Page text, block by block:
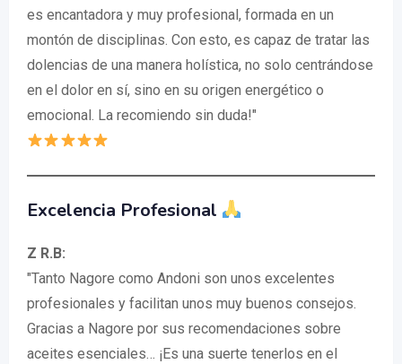
es encantadora y muy profesional, formada en un
montón de disciplinas. Con esto, es capaz de tratar las
dolencias de una manera holística, no solo centrándose
en el dolor en sí, sino en su origen energético o
emocional. La recomiendo sin duda!"
Excelencia Profesional
Z R.B:
"Tanto Nagore como Andoni son unos excelentes
profesionales y facilitan unos muy buenos consejos.
Gracias a Nagore por sus recomendaciones sobre
aceites esenciales… ¡Es una suerte tenerlos en el